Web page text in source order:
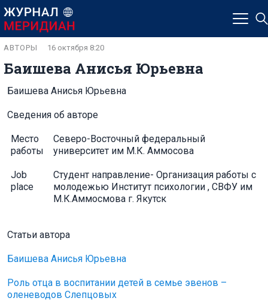
Баишева Анисья Юрьевна
АВТОРЫ 16 октября 8:20
Баишева Анисья Юрьевна
Сведения об авторе
Место
работы
Северо-Восточный федеральный
университет им М.К. Аммосова
Job
place
Студент направление- Организация работы с
молодежью Институт психологии , СВФУ им
М.К.Аммосмова г. Якутск
Статьи автора
Баишева Анисья Юрьевна
Роль отца в воспитании детей в семье эвенов –
оленеводов Слепцовых